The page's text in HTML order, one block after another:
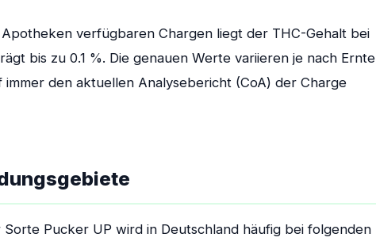
verfügbaren Chargen liegt der THC-Gehalt bei
bis zu 0.1 %. Die genauen Werte variieren je nach Ernte
den aktuellen Analysebericht (CoA) der Charge
Sorte Pucker UP wird in Deutschland häufig bei folgenden